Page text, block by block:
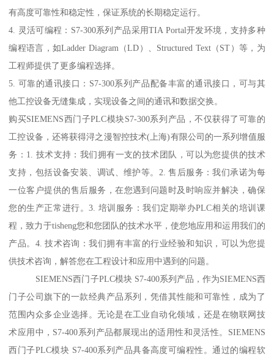
有高度可靠性和稳定性，保证系统的长期稳定运行。
4. 灵活可编程：S7-300系列产品采用TIA Portal开发环境，支持多种
编程语言，如Ladder Diagram（LD）、Structured Text（ST）等，为
工程师提供了更多编程选择。
5. 可靠的通讯接口：S7-300系列产品配备丰富的通讯接口，可与其
他工控设备无缝集成，实现设备之间的通讯和数据交换。
购买SIEMENS西门子PLC模块S7-300系列产品，不仅获得了可靠的
工控设备，还将获得浔之漫智控技术(上海)有限公司的一系列增值服
务：1. 技术支持：我们拥有一支的技术团队，可以为您提供的技术
支持，包括设备安装、调试、维护等。2. 售后服务：我们承诺为每
一位客户提供的售后服务，在您遇到问题时及时响应并解决，确保
您的生产正常进行。3. 培训服务：我们定期举办PLC相关的培训课
程，致力于tisheng您和您团队的技术水平，使您地应用和运用我们的
产品。4. 技术咨询：我们拥有丰富的行业经验和知识，可以为您提
供技术咨询，解答您在工程设计和应用中遇到的问题。
SIEMENS西门子PLC模块 S7-400系列产品，作为SIEMENS西
门子公司旗下的一款经典产品系列，凭借其性能和可靠性，成为了
范围内众多企业选择。无论是在工业自动化领域，还是在物联网技
术应用中，S7-400系列产品都展现出的适用性和灵活性。SIEMENS
西门子PLC模块 S7-400系列产品具备高度可编程性。通过的编程软